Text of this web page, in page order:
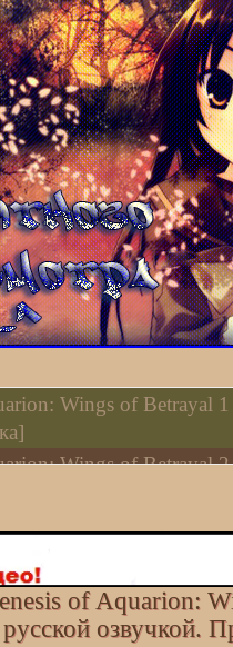
Wings of Betrayal
Wings of Betrayal
of Aquarion:
озвучкой.